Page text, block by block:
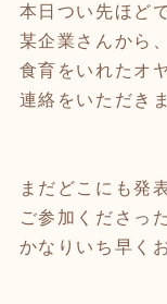
本日つい先ほど
某企業さんから、
食育をいれたオ
連絡をいただき
まだどこにも発
ご参加くださっ
かなりいち早く